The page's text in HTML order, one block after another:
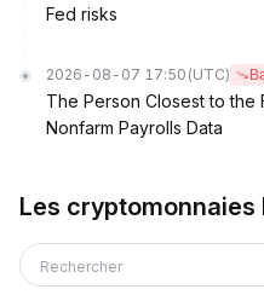
Fed risks
2026-08-07 17:50 (UTC)
The Person Closest to the
Nonfarm Payrolls Data
Les cryptomonnaies
Rechercher